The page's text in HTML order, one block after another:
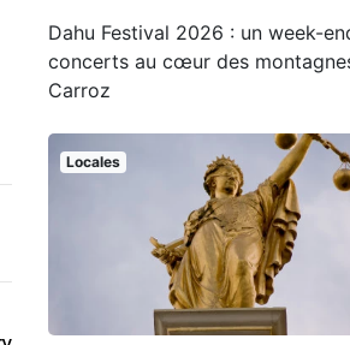
Dahu Festival 2026 : un week-
concerts au cœur des
Carroz
Locales